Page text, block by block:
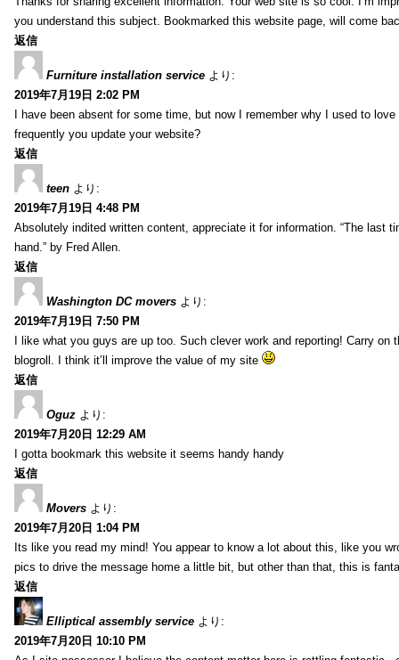
you understand this subject. Bookmarked this website page, will come
返信
Furniture installation service より:
2019年7月19日 2:02 PM
I have been absent for some time, but now I remember why I used to
frequently you update your website?
返信
teen より:
2019年7月19日 4:48 PM
Absolutely indited written content, appreciate it for information. “The last
hand.” by Fred Allen.
返信
Washington DC movers より:
2019年7月19日 7:50 PM
I like what you guys are up too. Such clever work and reporting! Carry
blogroll. I think it’ll improve the value of my site
返信
Oguz より:
2019年7月20日 12:29 AM
I gotta bookmark this website it seems handy handy
返信
Movers より:
2019年7月20日 1:04 PM
Its like you read my mind! You appear to know a lot about this, like you
pics to drive the message home a little bit, but other than that, this is
返信
Elliptical assembly service より:
2019年7月20日 10:10 PM